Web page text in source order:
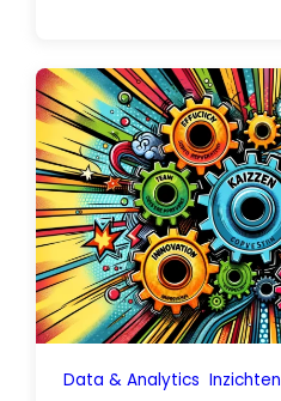
Data & Analytics Inzichten